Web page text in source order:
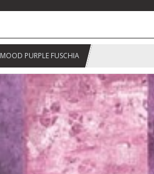
MOOD PURPLE FUSCHIA